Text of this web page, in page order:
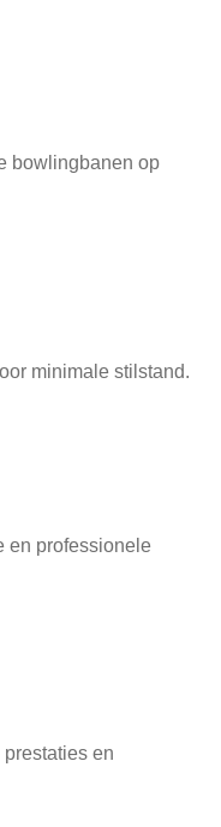
bowlingbanen op
minimale stilstand.
en professionele
en